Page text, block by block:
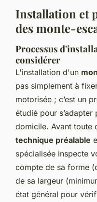
Installation et
des monte-
Processus
considérer
L'installation d'un
pas simplement à
motorisée ; c’est un
étudié pour
domicile. Avant toute
technique préalable
spécialisée inspecte
compte de sa forme
de sa largeur
état général pour